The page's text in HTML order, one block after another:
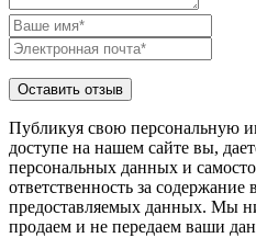
Публикуя свою персональную
доступе на нашем сайте вы,
персональных данных и
ответственность за
предоставляемых данных. Мы
продаем и не передаем ваши